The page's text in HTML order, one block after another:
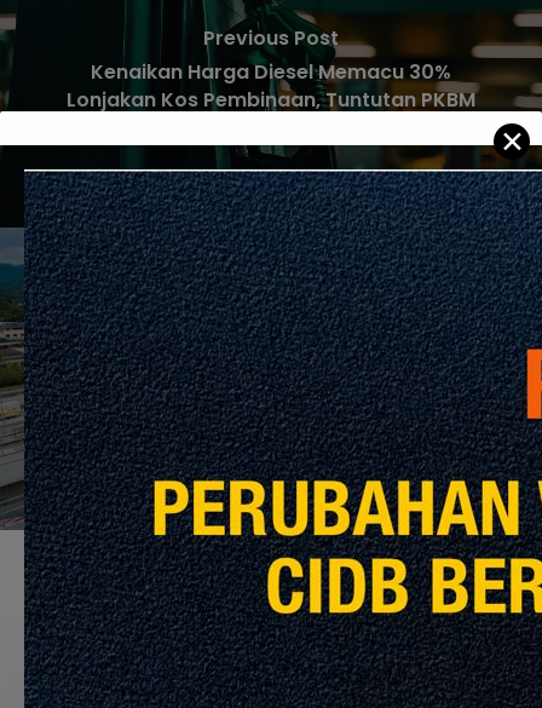
Previous Post
Kenaikan Harga Diesel Memacu 30%
Lonjakan Kos Pembinaan, Tuntutan PKBM
Next Post
Tiada Isu Kemampanan untuk MRT Corp,
Kata Menteri Pengangkutan
Recommended For You
Labirin,
Bahan
✕